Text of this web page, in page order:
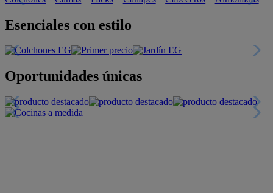
Esenciales con estilo
Oportunidades únicas